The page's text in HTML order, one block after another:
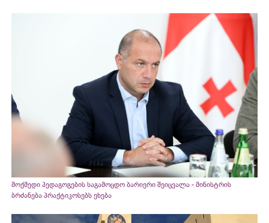
მოქმედი პედაგოგების საგამოცდო ბარიერი შეიცვალა - მინისტრის
ბრძანება პრაქტიკოსებს ეხება